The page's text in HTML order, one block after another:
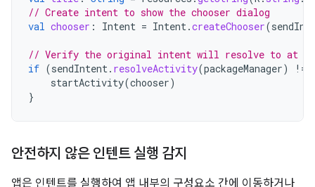
// Create intent to show the chooser dialog
val chooser : Intent = Intent.createChooser(
// Verify the original intent will resolve to at
if (sendIntent. resolveActivity(packageManager) !=
startActivity(chooser)
}
안전하지 않은 인텐트 실행 감지
앱은 인텐트를 실행하여 앱 내부의 구성요소 간에 이동하거나